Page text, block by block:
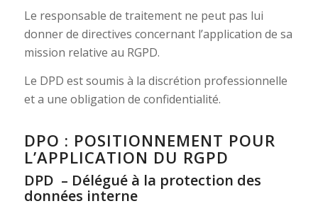
Le responsable de traitement ne peut pas lui
donner de directives concernant l’application de sa
mission relative au RGPD.
Le DPD est soumis à la discrétion professionnelle
et a une obligation de confidentialité.
DPO : POSITIONNEMENT POUR
L’APPLICATION DU RGPD
DPD – Délégué à la protection des
données interne